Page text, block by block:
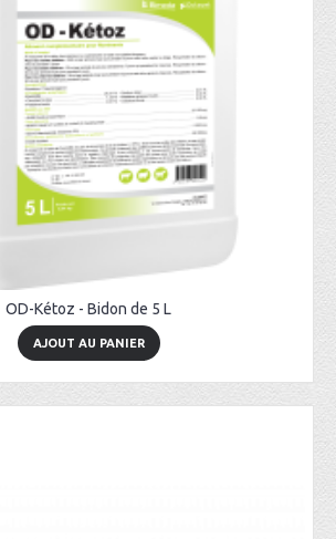
OD-Kétoz - Bidon de 5 L
AJOUT AU PANIER